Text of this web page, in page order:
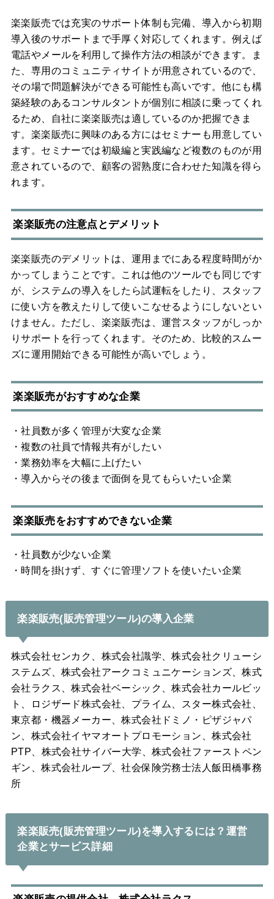
楽楽販売では充実のサポート体制も完備、導入から初期
導入後のサポートまで手厚く対応してくれます。例えば
電話やメールを利用して操作方法の相談ができます。ま
た、専用のコミュニティサイトが用意されているので、
その場で問題解決ができる可能性も高いです。他にも構
築経験のあるコンサルタントが個別に相談に乗ってくれ
るため、自社に楽楽販売は適しているのか把握できま
す。楽楽販売に興味のある方にはセミナーも用意してい
ます。セミナーでは初級編と実践編など複数のものが用
意されているので、顧客の習熟度に合わせた知識を得ら
れます。
楽楽販売の注意点とデメリット
楽楽販売のデメリットは、運用までにある程度時間がか
かってしまうことです。これは他のツールでも同じです
が、システムの導入をしたら試運転をしたり、スタッフ
に使い方を教えたりして使いこなせるようにしないとい
けません。ただし、楽楽販売は、運営スタッフがしっか
りサポートを行ってくれます。そのため、比較的スムー
ズに運用開始できる可能性が高いでしょう。
楽楽販売がおすすめな企業
・社員数が多く管理が大変な企業
・複数の社員で情報共有がしたい
・業務効率を大幅に上げたい
・導入からその後まで面倒を見てもらいたい企業
楽楽販売をおすすめできない企業
・社員数が少ない企業
・時間を掛けず、すぐに管理ソフトを使いたい企業
楽楽販売(販売管理ツール)の導入企業
株式会社センカク、株式会社識学、株式会社クリューシ
ステムズ、株式会社アークコミュニケーションズ、株式
会社ラクス、株式会社ベーシック、株式会社カールビッ
ト、ロジザード株式会社、プライム、スター株式会社、
東京都・機器メーカー、株式会社ドミノ・ピザジャパ
ン、株式会社イヤマオートプロモーション、株式会社
PTP、株式会社サイバー大学、株式会社ファーストペン
ギン、株式会社ループ、社会保険労務士法人飯田橋事務
所
楽楽販売(販売管理ツール)を導入するには？運営
企業とサービス詳細